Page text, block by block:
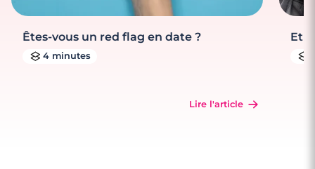
Êtes-vous un red flag en date ?
4 minutes
Lire l'article
Et